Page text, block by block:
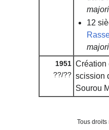
12
1951
??/?? scission
Sourou
Tous